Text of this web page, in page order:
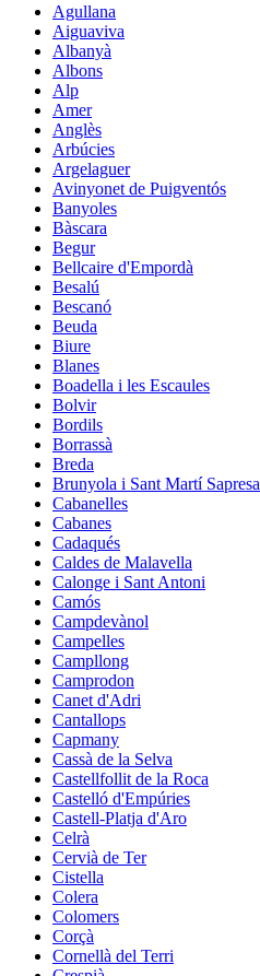
Agullana
Aiguaviva
Albanyà
Albons
Alp
Amer
Anglès
Arbúcies
Argelaguer
Avinyonet de Puigventós
Banyoles
Bàscara
Begur
Bellcaire d'Empordà
Besalú
Bescanó
Beuda
Biure
Blanes
Boadella i les Escaules
Bolvir
Bordils
Borrassà
Breda
Brunyola i Sant Martí Sapresa
Cabanelles
Cabanes
Cadaqués
Caldes de Malavella
Calonge i Sant Antoni
Camós
Campdevànol
Campelles
Campllong
Camprodon
Canet d'Adri
Cantallops
Capmany
Cassà de la Selva
Castellfollit de la Roca
Castelló d'Empúries
Castell-Platja d'Aro
Celrà
Cervià de Ter
Cistella
Colera
Colomers
Corçà
Cornellà del Terri